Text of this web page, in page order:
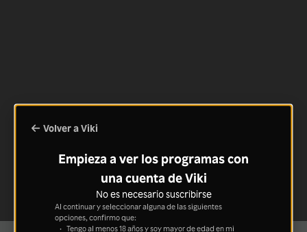
Volver a Viki
Empieza a ver los programas con
una cuenta de Viki
No es necesario suscribirse
Al continuar y seleccionar alguna de las siguientes
opciones, confirmo que:
Tengo al menos 18 años y soy mayor de edad en mi